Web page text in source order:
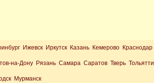
Ижевск Иркутск Казань Кемерово Краснодар
на-Дону Рязань Самара Саратов Тверь Тольятти
Мурманск